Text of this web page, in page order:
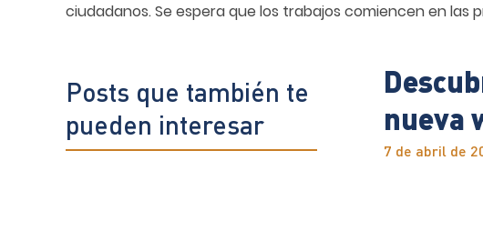
ciudadanos. Se espera que los trabajos comiencen en las
Posts que también te
pueden interesar
nueva
7 de abril de